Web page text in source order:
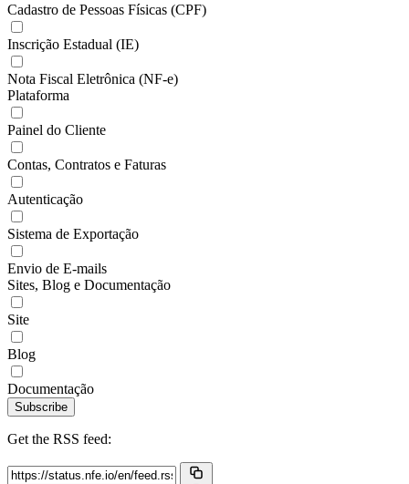
Cadastro de Pessoas Físicas (CPF)
Inscrição Estadual (IE)
Nota Fiscal Eletrônica (NF-e)
Plataforma
Painel do Cliente
Contas, Contratos e Faturas
Autenticação
Sistema de Exportação
Envio de E-mails
Sites, Blog e Documentação
Site
Blog
Documentação
Subscribe
Get the RSS feed: